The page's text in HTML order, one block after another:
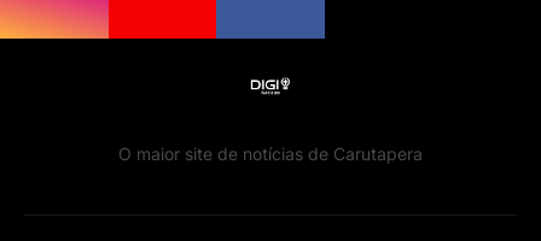
O maior site de notícias de Carutapera